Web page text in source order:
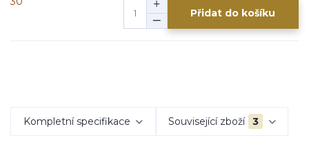
Přidat do košíku
Kompletní specifikace Související zboží 3